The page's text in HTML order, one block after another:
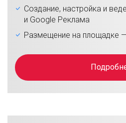
Создание, настройка и
и Google Реклама
Размещение на площадке